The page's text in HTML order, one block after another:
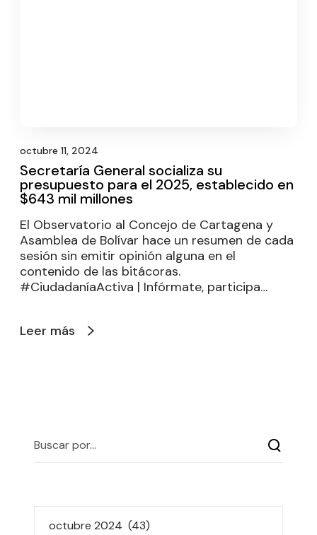
octubre 11, 2024
Secretaría General socializa su
presupuesto para el 2025, establecido en
$643 mil millones
El Observatorio al Concejo de Cartagena y
Asamblea de Bolívar hace un resumen de cada
sesión sin emitir opinión alguna en el
contenido de las bitácoras.
#CiudadaníaActiva | Infórmate, participa…
Leer más